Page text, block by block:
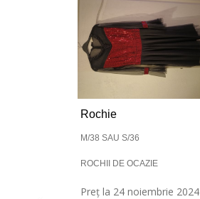
Rochie
M/38 SAU S/36
ROCHII DE OCAZIE
Preț la 24 noiembrie 2024